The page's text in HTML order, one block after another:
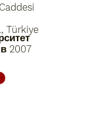
Türkiye
2007